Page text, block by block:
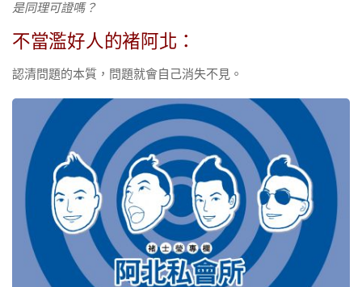
是同理可證嗎？
不當濫好人的褚阿北：
認清問題的本質，問題就會自己消失不見。